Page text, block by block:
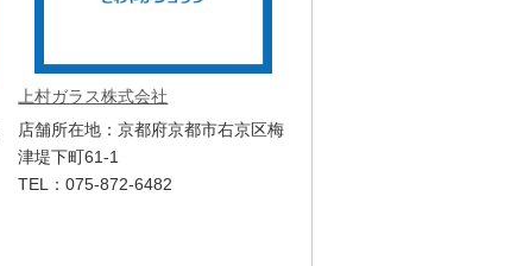
上村ガラス株式会社
店舗所在地：京都府京都市右京区梅
津堤下町61-1
TEL：075-872-6482